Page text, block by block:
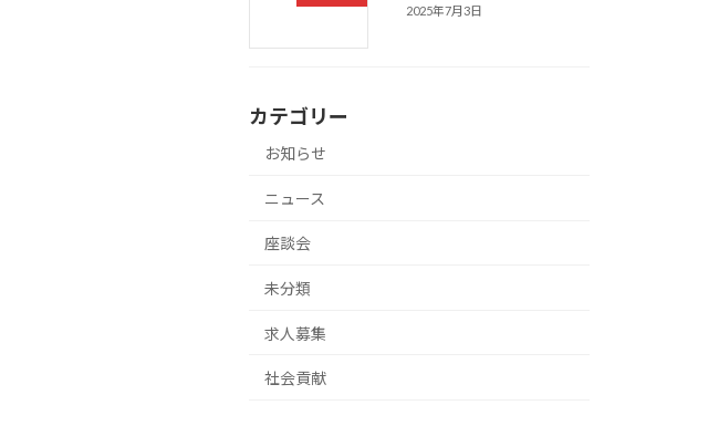
2025年7月3日
カテゴリー
お知らせ
ニュース
座談会
未分類
求人募集
社会貢献